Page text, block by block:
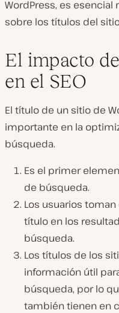
WordPress, es
sobre los títulos del
El impacto
en el SEO
El título de un sitio de
importante en la
búsqueda.
Es el primer
de búsqueda.
Los usuarios
título en los
búsqueda.
Los títulos de los
información útil
búsqueda, por lo
también tienen en